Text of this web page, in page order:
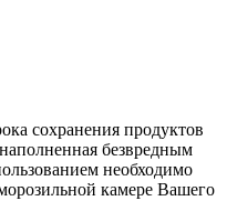
сохранения продуктов
безвредным
необходимо
камере Вашего